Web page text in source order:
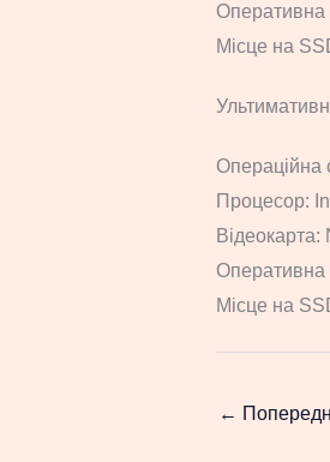
Оперативна
Місце на
Операційна
Процесор:
Оперативна
Місце на
←